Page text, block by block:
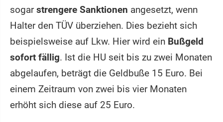
sogarstrengere Sanktionen angesetzt, wenn
Halter den TÜV überziehen. Dies bezieht sich
beispielsweise auf Lkw. Hier wird ein Bußgeld
sofort fällig. Ist die HU seit bis zu zwei Monaten
abgelaufen, beträgt die Geldbuße 15 Euro. Bei
einem Zeitraum von zwei bis vier Monaten
erhöht sich diese auf 25 Euro.